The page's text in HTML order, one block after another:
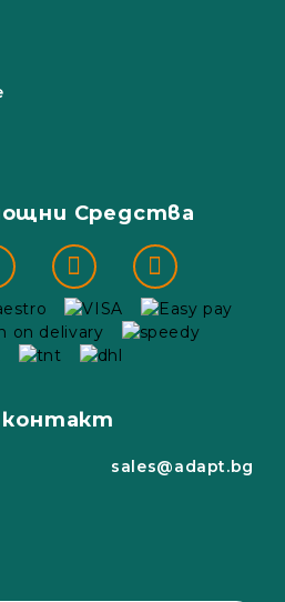
Средства
контакт
sales@adapt.bg